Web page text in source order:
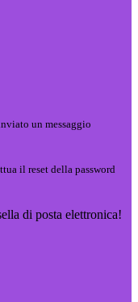
un messaggio
il reset della password
di posta elettronica!